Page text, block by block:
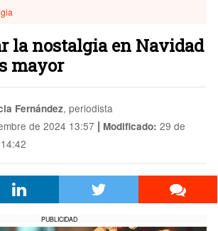
la nostalgia en Navidad
mayor
Fernández, periodista
de 2024 13:57 | Modificado: 29 de
PUBLICIDAD